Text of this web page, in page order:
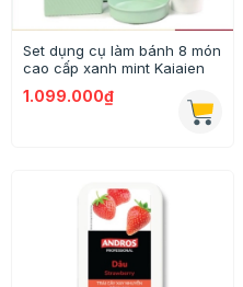
Set dụng cụ làm bánh 8 món
cao cấp xanh mint Kaiaien
1.099.000₫